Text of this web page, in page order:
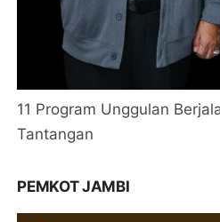
11 Program Unggulan
Tantangan
PEMKOT JAMBI